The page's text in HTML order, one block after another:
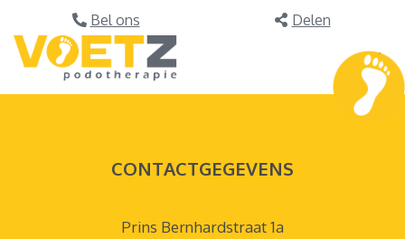
CONTACTGEGEVENS
Prins Bernhardstraat 1a